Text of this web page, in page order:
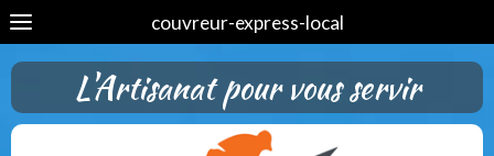
couvreur-express-local
L'Artisanat pour vous servir